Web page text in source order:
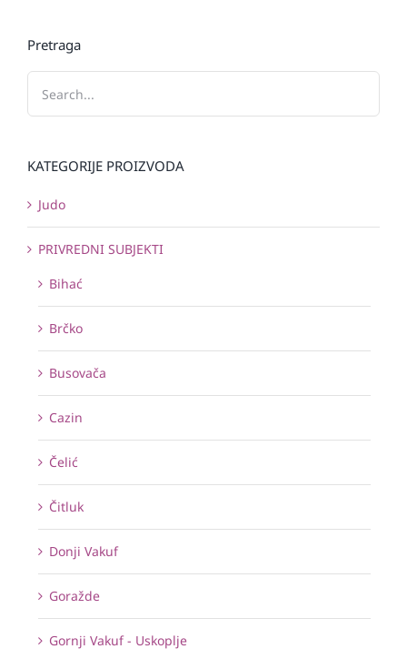
Pretraga
KATEGORIJE PROIZVODA
Judo
PRIVREDNI SUBJEKTI
Bihać
Brčko
Busovača
Cazin
Čelić
Čitluk
Donji Vakuf
Goražde
Gornji Vakuf - Uskoplje